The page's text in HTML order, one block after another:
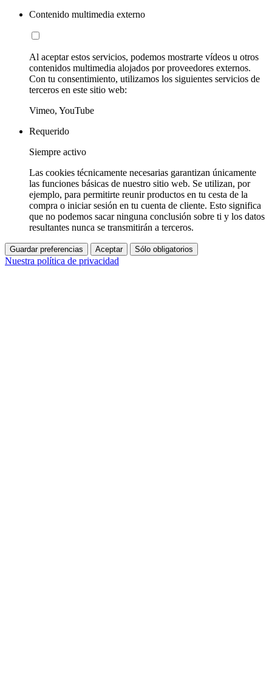
Contenido multimedia externo
Al aceptar estos servicios, podemos mostrarte vídeos u otros
contenidos multimedia alojados por proveedores externos.
Con tu consentimiento, utilizamos los siguientes servicios de
terceros en este sitio web:
Vimeo, YouTube
Requerido
Siempre activo
Las cookies técnicamente necesarias garantizan únicamente
las funciones básicas de nuestro sitio web. Se utilizan, por
ejemplo, para permitirte reunir productos en tu cesta de la
compra o iniciar sesión en tu cuenta de cliente. Esto significa
que no podemos sacar ninguna conclusión sobre ti y los datos
resultantes nunca se transmitirán a terceros.
Guardar preferencias Aceptar Sólo obligatorios
Nuestra política de privacidad